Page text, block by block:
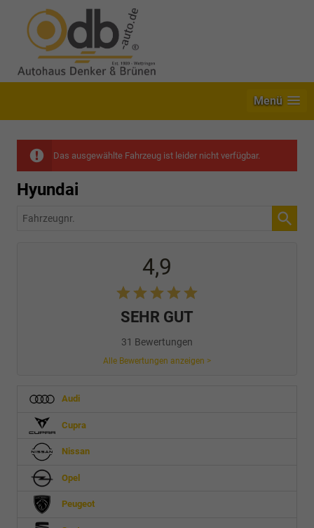
Menü
Das ausgewählte Fahrzeug ist leider nicht verfügbar.
Hyundai
Fahrzeugnr.
4,9
SEHR GUT
31 Bewertungen
Alle Bewertungen anzeigen >
Audi
Cupra
Nissan
Opel
Peugeot